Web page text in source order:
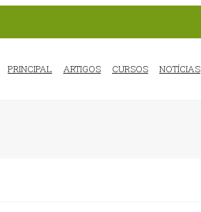
PRINCIPAL ARTIGOS CURSOS NOTÍCIAS